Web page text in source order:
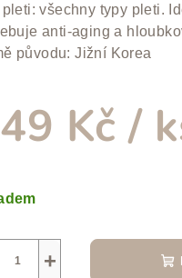
pleti: všechny typy pleti.
anti-aging a
původu: Jižní Korea
Kč/
+